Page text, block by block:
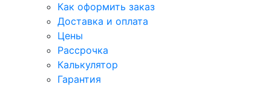
Как оформить заказ
Доставка и оплата
Цены
Рассрочка
Калькулятор
Гарантия